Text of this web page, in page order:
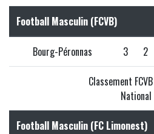
Football Masculin (FCVB)
Bourg-Péronnas 3 2
Classement
National
Football Masculin (FC Limonest)